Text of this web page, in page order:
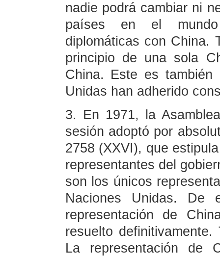
nadie podrá cambiar ni
países en el mundo
diplomáticas con China.
principio de una sola
China. Este es
Unidas han adherido
3. En 1971, la
sesión adoptó por
2758 (XXVI), que
representantes del
son los únicos
Naciones Unidas. De
representación de
resuelto
La representación de